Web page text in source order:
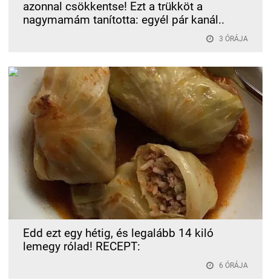
azonnal csökkentse! Ezt a trükköt a
nagymamám tanította: egyél pár kanál..
3 ÓRÁJA
Edd ezt egy hétig, és legalább 14 kiló
lemegy rólad! RECEPT:
6 ÓRÁJA